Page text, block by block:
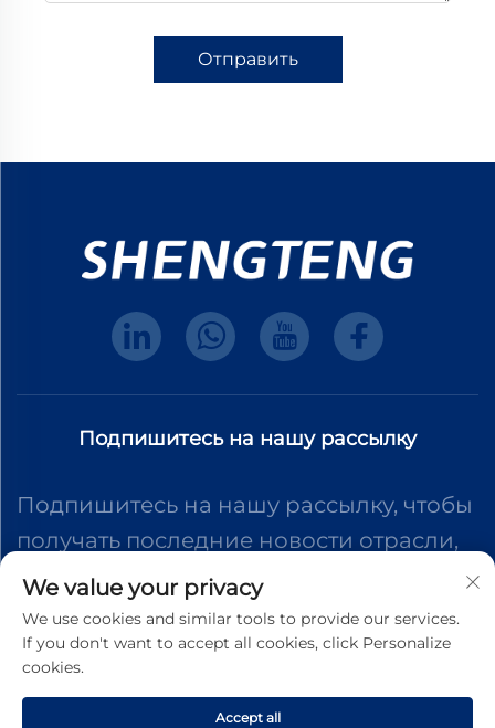
Отправить
Подпишитесь на нашу рассылку
Подпишитесь на нашу рассылку, чтобы
получать последние новости отрасли,
обновления и идеи от нашей команды.
Подписаться
We value your privacy
We use cookies and similar tools to provide our services.
If you don't want to accept all cookies, click Personalize
cookies.
Accept all